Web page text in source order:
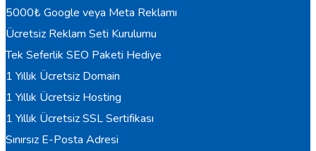
5000₺ Google veya Meta Reklamı
Ücretsiz Reklam Seti Kurulumu
Tek Seferlik SEO Paketi Hediye
1 Yıllık Ücretsiz Domain
1 Yıllık Ücretsiz Hosting
1 Yıllık Ücretsiz SSL Sertifikası
Sınırsız E-Posta Adresi